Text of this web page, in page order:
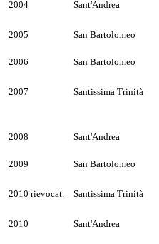
2004 Sant'Andrea
2005 San Bartolomeo
2006 San Bartolomeo
2007 Santissima Trinità
2008 Sant'Andrea
2009 San Bartolomeo
2010 rievocat. Santissima Trinità
2010 Sant'Andrea